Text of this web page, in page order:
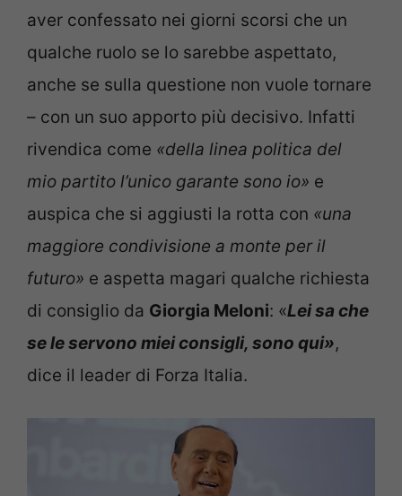
aver confessato nei giorni scorsi che un
qualche ruolo se lo sarebbe aspettato,
anche se sulla questione non vuole tornare
– con un suo apporto più decisivo. Infatti
rivendica come «della linea politica del
mio partito l’unico garante sono io» e
auspica che si aggiusti la rotta con «una
maggiore condivisione a monte per il
futuro» e aspetta magari qualche richiesta
di consiglio da Giorgia Meloni: «Lei sa che
se le servono miei consigli, sono qui»,
dice il leader di Forza Italia.